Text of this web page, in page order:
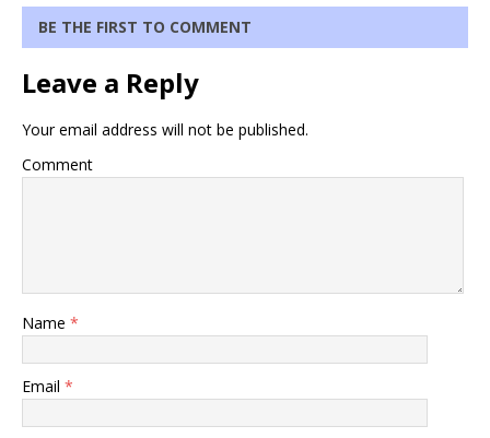
BE THE FIRST TO COMMENT
Leave a Reply
Your email address will not be published.
Comment
Name *
Email *